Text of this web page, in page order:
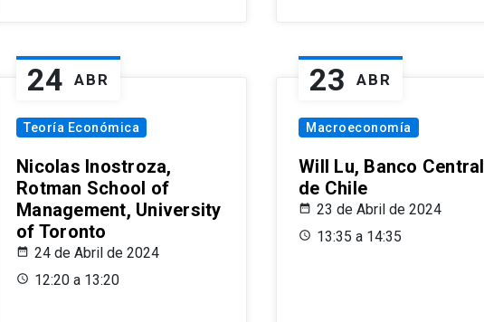
24 ABR
Teoría Económica
Nicolas Inostroza,
Rotman School of
Management, University
of Toronto
24 de Abril de 2024
12:20 a 13:20
23 ABR
Macroeconomía
Will Lu, Banco Central
de Chile
23 de Abril de 2024
13:35 a 14:35